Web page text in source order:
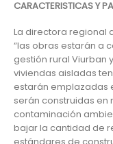
CARACTERISTICAS Y
La directora regional
“las obras estarán a
gestión rural Viurban
viviendas aisladas
estarán emplazadas
serán construidas en
contaminación
bajar la cantidad de